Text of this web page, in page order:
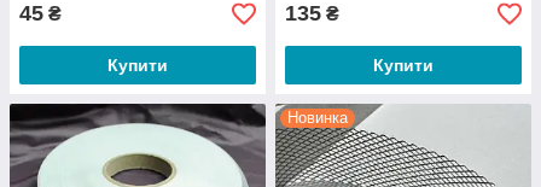
45 ₴
Купити
135 ₴
Купити
Новинка